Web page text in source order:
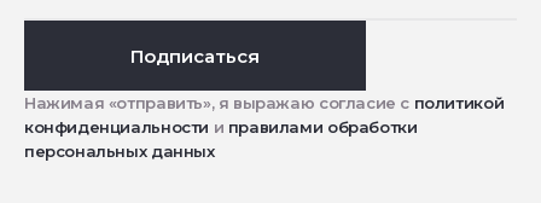
Подписаться
Нажимая «отправить», я выражаю согласие с политикой
конфиденциальности и правилами обработки
персональных данных